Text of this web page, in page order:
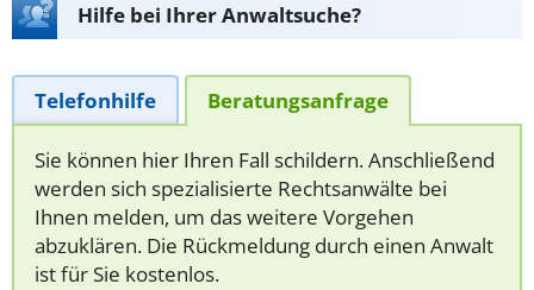
Hilfe bei Ihrer Anwaltsuche?
Telefonhilfe Beratungsanfrage
Sie können hier Ihren Fall schildern. Anschließend
werden sich spezialisierte Rechtsanwälte bei
Ihnen melden, um das weitere Vorgehen
abzuklären. Die Rückmeldung durch einen Anwalt
ist für Sie kostenlos.